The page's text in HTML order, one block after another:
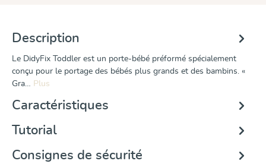
Description
Le DidyFix Toddler est un porte-bébé préformé spécialement
conçu pour le portage des bébés plus grands et des bambins. «
Gra… Plus
Caractéristiques
Tutorial
Consignes de sécurité